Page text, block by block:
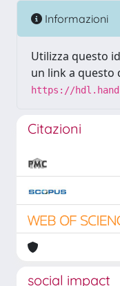
Informazioni
Utilizza questo
un link a questo
https://
Citazioni
social impact